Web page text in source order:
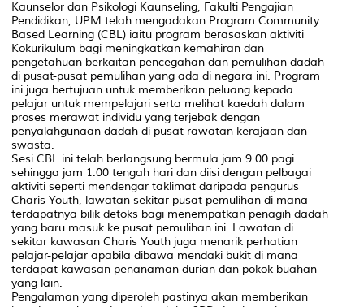
Kaunselor dan Psikologi Kaunseling, Fakulti Pengajian
Pendidikan, UPM telah mengadakan Program Community
Based Learning (CBL) iaitu program berasaskan aktiviti
Kokurikulum bagi meningkatkan kemahiran dan
pengetahuan berkaitan pencegahan dan pemulihan dadah
di pusat-pusat pemulihan yang ada di negara ini. Program
ini juga bertujuan untuk memberikan peluang kepada
pelajar untuk mempelajari serta melihat kaedah dalam
proses merawat individu yang terjebak dengan
penyalahgunaan dadah di pusat rawatan kerajaan dan
swasta.
Sesi CBL ini telah berlangsung bermula jam 9.00 pagi
sehingga jam 1.00 tengah hari dan diisi dengan pelbagai
aktiviti seperti mendengar taklimat daripada pengurus
Charis Youth, lawatan sekitar pusat pemulihan di mana
terdapatnya bilik detoks bagi menempatkan penagih dadah
yang baru masuk ke pusat pemulihan ini. Lawatan di
sekitar kawasan Charis Youth juga menarik perhatian
pelajar-pelajar apabila dibawa mendaki bukit di mana
terdapat kawasan penanaman durian dan pokok buahan
yang lain.
Pengalaman yang diperoleh pastinya akan memberikan